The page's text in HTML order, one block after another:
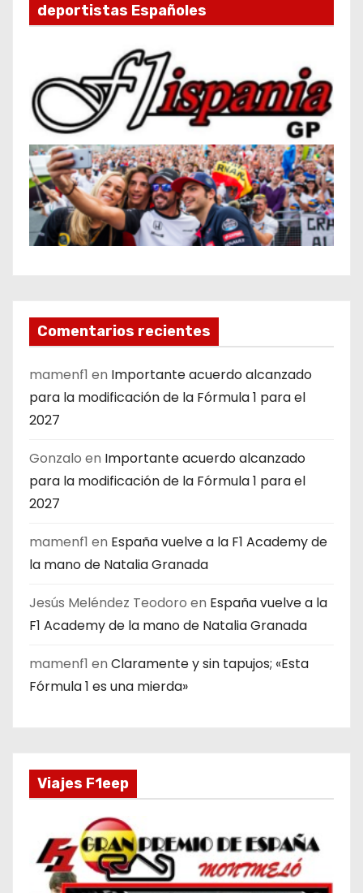
deportistas Españoles
Comentarios recientes
mamenf1 en Importante acuerdo alcanzado
para la modificación de la Fórmula 1 para el
2027
Gonzalo en Importante acuerdo alcanzado
para la modificación de la Fórmula 1 para el
2027
mamenf1 en España vuelve a la F1 Academy de
la mano de Natalia Granada
Jesús Meléndez Teodoro en España vuelve a la
F1 Academy de la mano de Natalia Granada
mamenf1 en Claramente y sin tapujos; «Esta
Fórmula 1 es una mierda»
Viajes F1eep